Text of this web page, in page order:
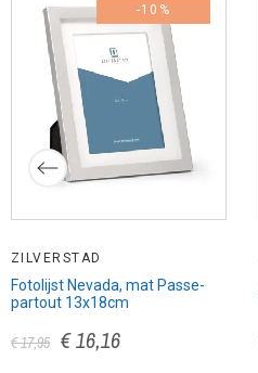
ZILVERSTAD
Fotolijst Nevada, mat Passe-
partout 13x18cm
€ 17,95 € 16,16
-10%